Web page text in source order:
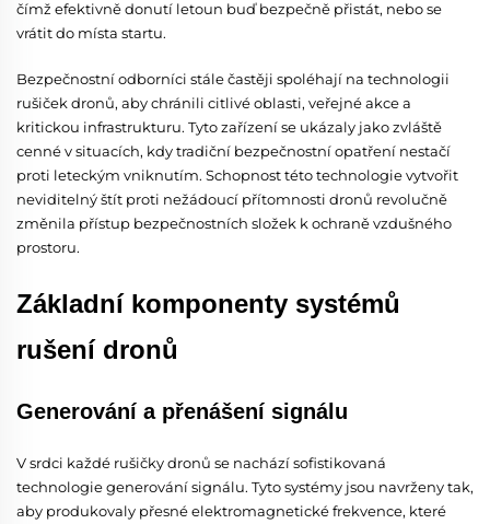
čímž efektivně donutí letoun buď bezpečně přistát, nebo se
vrátit do místa startu.
Bezpečnostní odborníci stále častěji spoléhají na technologii
rušiček dronů, aby chránili citlivé oblasti, veřejné akce a
kritickou infrastrukturu. Tyto zařízení se ukázaly jako zvláště
cenné v situacích, kdy tradiční bezpečnostní opatření nestačí
proti leteckým vniknutím. Schopnost této technologie vytvořit
neviditelný štít proti nežádoucí přítomnosti dronů revolučně
změnila přístup bezpečnostních složek k ochraně vzdušného
prostoru.
Základní komponenty systémů
rušení dronů
Generování a přenášení signálu
V srdci každé rušičky dronů se nachází sofistikovaná
technologie generování signálu. Tyto systémy jsou navrženy tak,
aby produkovaly přesné elektromagnetické frekvence, které